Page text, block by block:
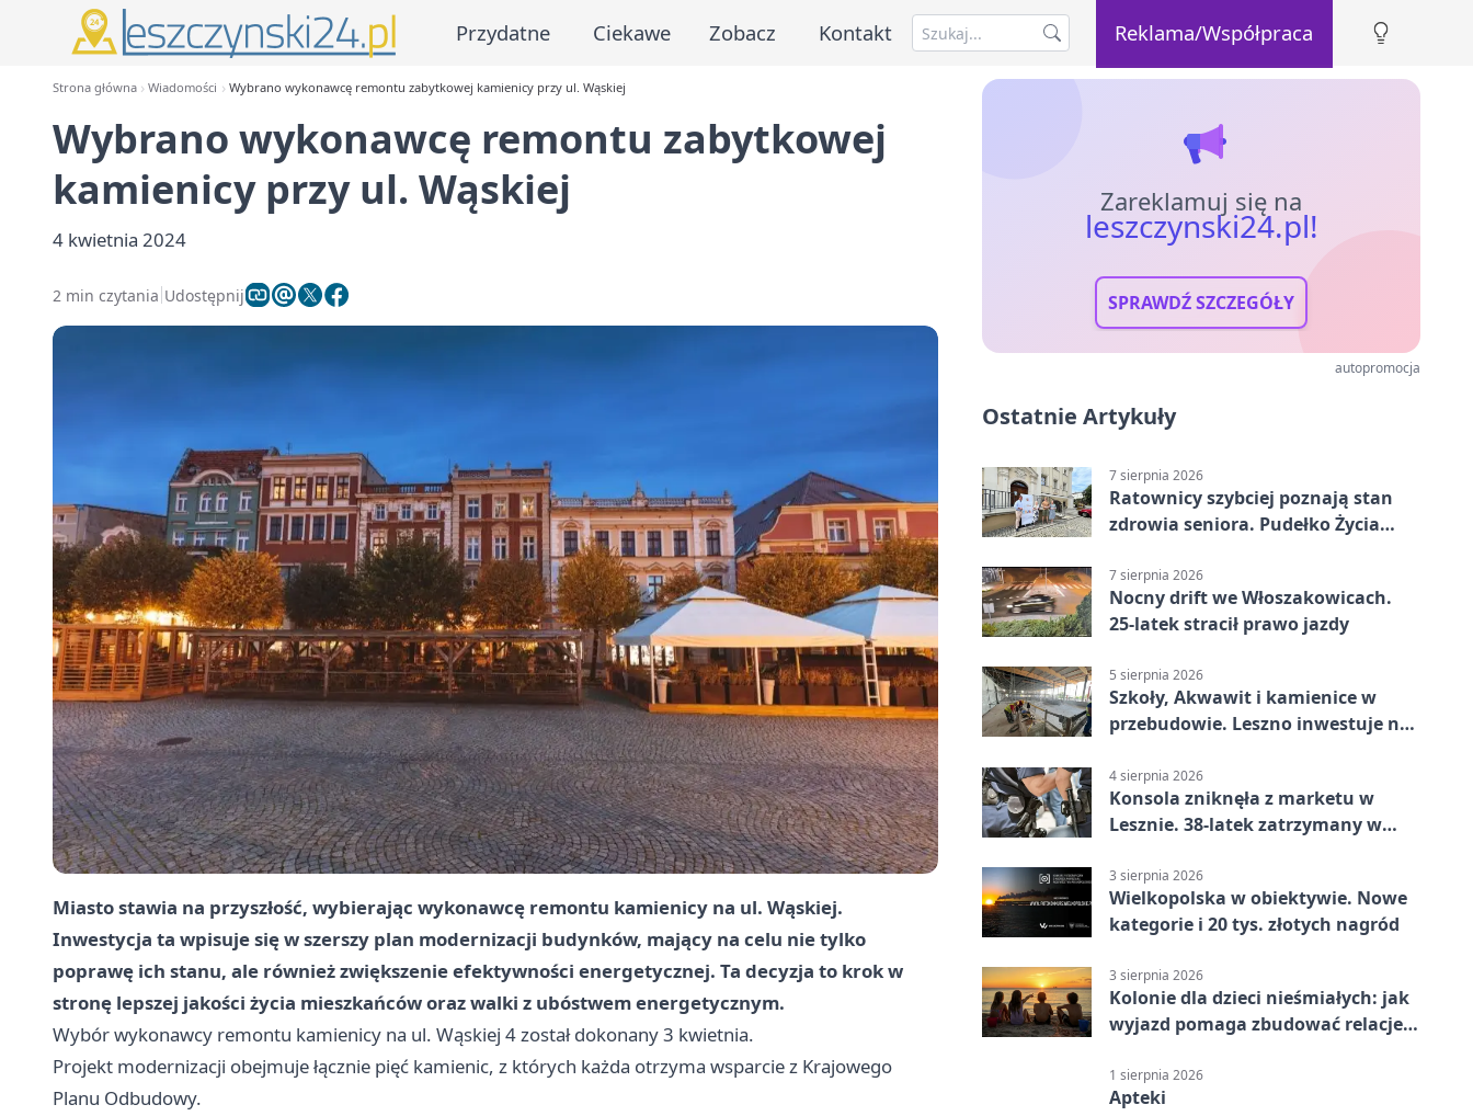
Przydatne Ciekawe Zobacz Kontakt Reklama/Współpraca
Strona główna Wiadomości Wybrano wykonawcę remontu zabytkowej kamienicy przy ul. Wąskiej
Wybrano wykonawcę remontu zabytkowej
kamienicy przy ul. Wąskiej
4 kwietnia 2024
2 min czytania Udostępnij
Miasto stawia na przyszłość, wybierając wykonawcę remontu kamienicy na ul. Wąskiej.
Inwestycja ta wpisuje się w szerszy plan modernizacji budynków, mający na celu nie tylko
poprawę ich stanu, ale również zwiększenie efektywności energetycznej. Ta decyzja to krok w
stronę lepszej jakości życia mieszkańców oraz walki z ubóstwem energetycznym.
Wybór wykonawcy remontu kamienicy na ul. Wąskiej 4 został dokonany 3 kwietnia.
Projekt modernizacji obejmuje łącznie pięć kamienic, z których każda otrzyma wsparcie z Krajowego
Planu Odbudowy.
Zareklamuj się na
leszczynski24.pl!
SPRAWDŹ SZCZEGÓŁY
autopromocja
Ostatnie Artykuły
7 sierpnia 2026
Ratownicy szybciej poznają stan
zdrowia seniora. Pudełko Życia
7 sierpnia 2026
Nocny drift we Włoszakowicach.
25-latek stracił prawo jazdy
5 sierpnia 2026
Szkoły, Akwawit i kamienice w
przebudowie. Leszno inwestuje na
4 sierpnia 2026
Konsola zniknęła z marketu w
Lesznie. 38-latek zatrzymany w
3 sierpnia 2026
Wielkopolska w obiektywie. Nowe
kategorie i 20 tys. złotych nagród
3 sierpnia 2026
Kolonie dla dzieci nieśmiałych: jak
wyjazd pomaga zbudować relacje z
1 sierpnia 2026
Apteki